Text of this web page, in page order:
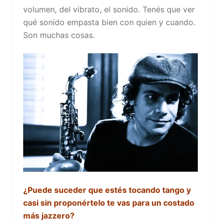
volumen, del vibrato, el sonido. Tenés que ver
qué sonido empasta bien con quien y cuando.
Son muchas cosas.
¿Puede suceder que estés tocando tango y
casi sin proponértelo te vas para un costado
más jazzero?